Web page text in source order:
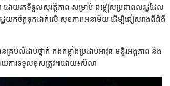
ា ដោយរកទីទួលសុវត្ថិភាព សម្រាប់ ជម្លៀសប្រជាពលរដ្ឋដែល
រដ្ឋយកចិត្តទុកដាក់លើ សុខភាពអនាម័យ ដើម្បីជៀសវាងពីជំងឺ
ប់លំដាប់ថ្នាក់ កងកម្លាំងប្រដាប់អាវុធ មន្ទីរអង្គភាព និង
ោយការទទួលខុសត្រូវ៕ដោយ​៖សិលា​